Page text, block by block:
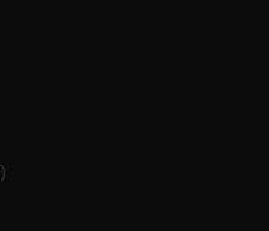
)